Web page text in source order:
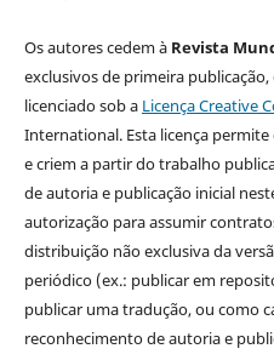
Os autores cedem à Revista
exclusivos de primeira
licenciado sob a Licença Creative
International. Esta licença permite
e criem a partir do trabalho
de autoria e publicação inicial
autorização para assumir
distribuição não exclusiva da
periódico (ex.: publicar em
publicar uma tradução, ou como
reconhecimento de autoria e